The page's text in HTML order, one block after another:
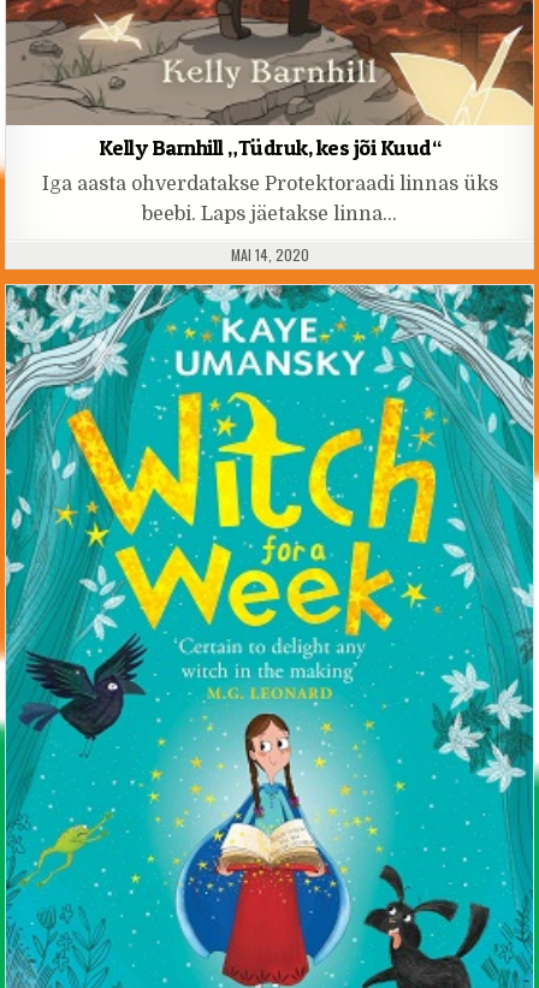
Kelly Barnhill „Tüdruk, kes jõi Kuud“
Iga aasta ohverdatakse Protektoraadi linnas üks
beebi. Laps jäetakse linna…
PUBLISHED DATE:
MAI 14, 2020